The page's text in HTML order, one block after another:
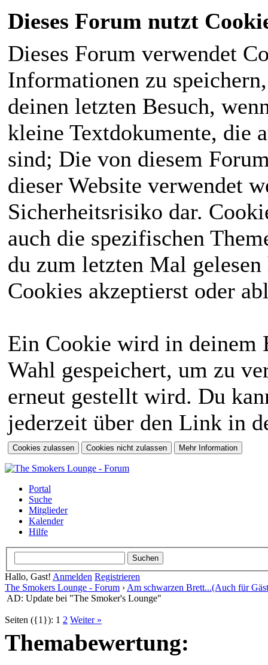
Dieses Forum nutzt
Dieses Forum verwendet
Informationen zu
deinen letzten Besuch,
kleine Textdokumente, die
sind; Die von diesem
dieser Website verwendet
Sicherheitsrisiko dar.
auch die spezifischen
du zum letzten Mal
Cookies akzeptierst oder
Ein Cookie wird in deinem
Wahl gespeichert, um zu
erneut gestellt wird. Du
jederzeit über den Link in
Portal
Suche
Mitglieder
Kalender
Hilfe
Hallo, Gast! Anmelden Registrieren
The Smokers Lounge - Forum › Am schwarzen Brett...(Auch für
AD: Update bei "The Smoker's Lounge"
Seiten ({1}): 1 2 Weiter »
Themabewertung: